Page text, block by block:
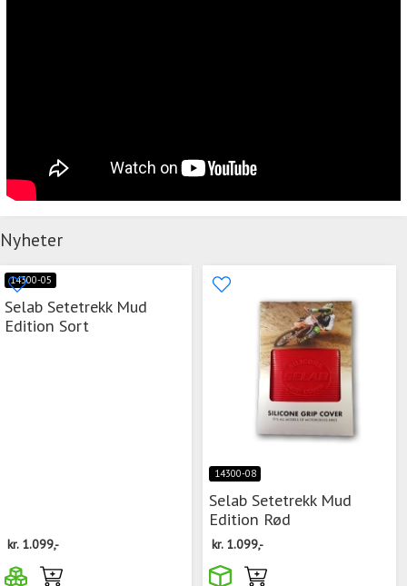
Nyheter
14300-05
Selab Setetrekk Mud
Edition Sort
kr. 1.099,-
14300-08
Selab Setetrekk Mud
Edition Rød
kr. 1.099,-